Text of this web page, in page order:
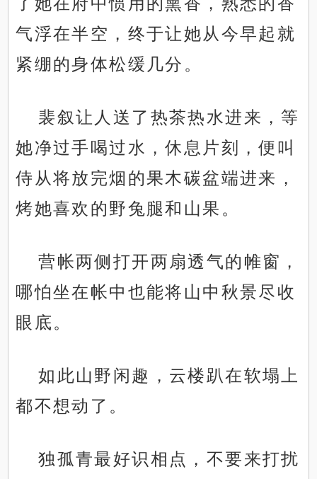
气浮在半空，终于让她从今早起就
紧绷的身体松缓几分。
裴叙让人送了热茶热水进来，等
她净过手喝过水，休息片刻，便叫
侍从将放完烟的果木碳盆端进来，
烤她喜欢的野兔腿和山果。
营帐两侧打开两扇透气的帷窗，
哪怕坐在帐中也能将山中秋景尽收
眼底。
如此山野闲趣，云楼趴在软塌上
都不想动了。
独孤青最好识相点，不要来打扰